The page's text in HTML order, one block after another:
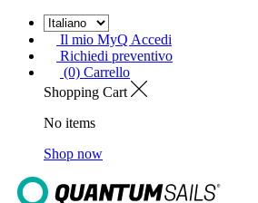
Il mio MyQ Accedi
Richiedi preventivo
(0) Carrello
Shopping Cart
No items
Shop now